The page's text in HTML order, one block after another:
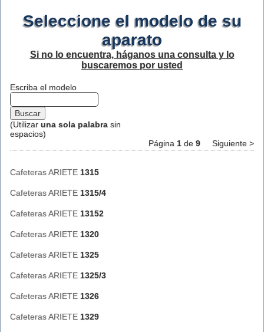
Seleccione el modelo de su
aparato
Si no lo encuentra, háganos una consulta y lo
buscaremos por usted
Escriba el modelo
(Utilizar una sola palabra sin
espacios)
Página 1 de 9 Siguiente >
Cafeteras ARIETE 1315
Cafeteras ARIETE 1315/4
Cafeteras ARIETE 13152
Cafeteras ARIETE 1320
Cafeteras ARIETE 1325
Cafeteras ARIETE 1325/3
Cafeteras ARIETE 1326
Cafeteras ARIETE 1329